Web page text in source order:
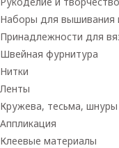
Наборы для вышивания
Принадлежности для
Швейная фурнитура
Нитки
Ленты
Кружева, тесьма, шнуры
Аппликация
Клеевые материалы